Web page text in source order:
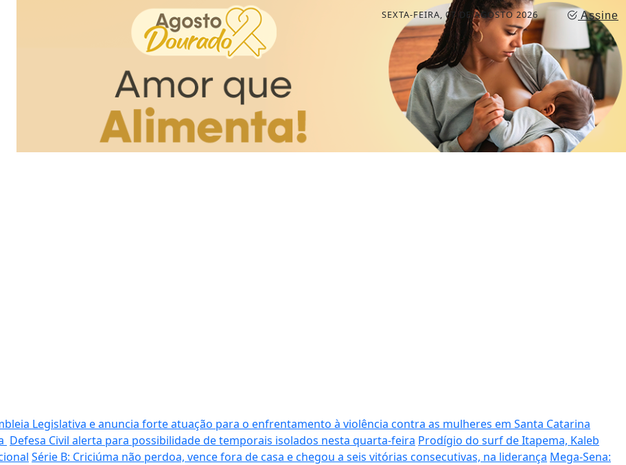
Assine
SEXTA-FEIRA, 07 DE AGOSTO 2026
Legislativa e anuncia forte atuação para o enfrentamento à violência contra as mulheres em Santa Catarina
Defesa Civil alerta para possibilidade de temporais isolados nesta quarta-feira Prodígio do surf de Itapema, Kaleb
Série B: Criciúma não perdoa, vence fora de casa e chegou a seis vitórias consecutivas, na liderança Mega-Sena: